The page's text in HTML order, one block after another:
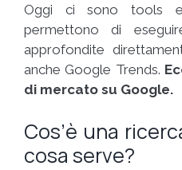
Oggi ci sono tools
permettono di
approfondite
anche Google Trends.
di mercato su Google.
Cos’è una
cosa serve?